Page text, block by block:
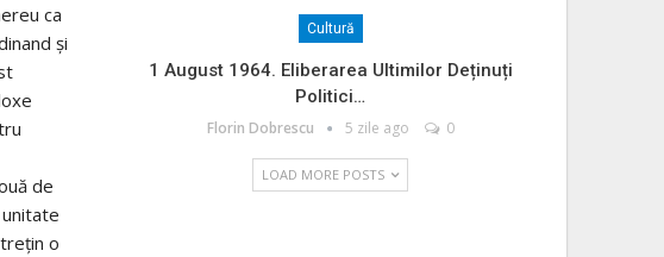
ca
și
de
o
Cultură
1 August 1964. Eliberarea Ultimilor Deținuți
Politici…
Florin Dobrescu 5 zile ago 0
LOAD MORE POSTS